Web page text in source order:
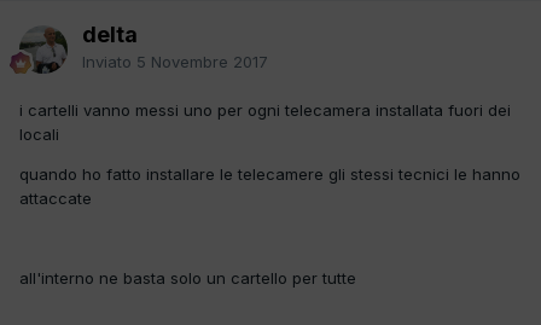
delta
Inviato 5 Novembre 2017
i cartelli vanno messi uno per ogni telecamera installata fuori dei
locali
quando ho fatto installare le telecamere gli stessi tecnici le hanno
attaccate
all'interno ne basta solo un cartello per tutte